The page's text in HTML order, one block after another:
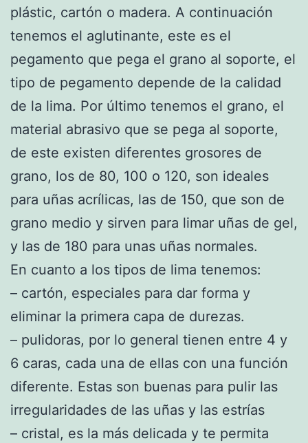
plástic, cartón o madera. A continuación
tenemos el aglutinante, este es el
pegamento que pega el grano al soporte, el
tipo de pegamento depende de la calidad
de la lima. Por último tenemos el grano, el
material abrasivo que se pega al soporte,
de este existen diferentes grosores de
grano, los de 80, 100 o 120, son ideales
para uñas acrílicas, las de 150, que son de
grano medio y sirven para limar uñas de gel,
y las de 180 para unas uñas normales.
En cuanto a los tipos de lima tenemos:
– cartón, especiales para dar forma y
eliminar la primera capa de durezas.
– pulidoras, por lo general tienen entre 4 y
6 caras, cada una de ellas con una función
diferente. Estas son buenas para pulir las
irregularidades de las uñas y las estrías
– cristal, es la más delicada y te permita